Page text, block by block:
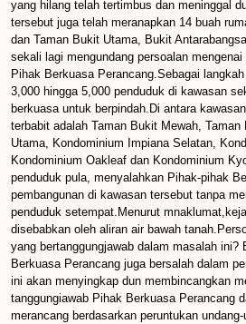
yang hilang telah tertimbus dan meninggal
tersebut juga telah meranapkan 14 buah
dan Taman Bukit Utama, Bukit
sekali lagi mengundang persoalan
Pihak Berkuasa Perancang.Sebagai
3,000 hingga 5,000 penduduk di kawasan
berkuasa untuk berpindah.Di antara
terbabit adalah Taman Bukit Mewah,
Utama, Kondominium Impiana Selatan,
Kondominium Oakleaf dan Kondominium
penduduk pula, menyalahkan Pihak-pihak
pembangunan di kawasan tersebut tanpa
penduduk setempat.Menurut
disebabkan oleh aliran air bawah
yang bertanggungjawab dalam masalah ini?
Berkuasa Perancang juga bersalah dalam
ini akan menyingkap dun membincangkan
tanggungiawab Pihak Berkuasa Perancang
merancang berdasarkan peruntukan